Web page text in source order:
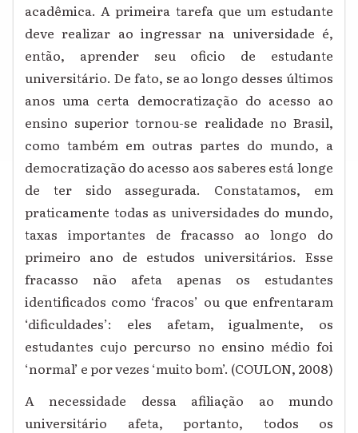
acadêmica. A primeira tarefa que um estudante
deve realizar ao ingressar na universidade é,
então, aprender seu oficio de estudante
universitário. De fato, se ao longo desses últimos
anos uma certa democratização do acesso ao
ensino superior tornou-se realidade no Brasil,
como também em outras partes do mundo, a
democratização do acesso aos saberes está longe
de ter sido assegurada. Constatamos, em
praticamente todas as universidades do mundo,
taxas importantes de fracasso ao longo do
primeiro ano de estudos universitários. Esse
fracasso não afeta apenas os estudantes
identificados como ‘fracos’ ou que enfrentaram
‘dificuldades’: eles afetam, igualmente, os
estudantes cujo percurso no ensino médio foi
‘normal’ e por vezes ‘muito bom’. (COULON, 2008)
A necessidade dessa afiliação ao mundo
universitário afeta, portanto, todos os